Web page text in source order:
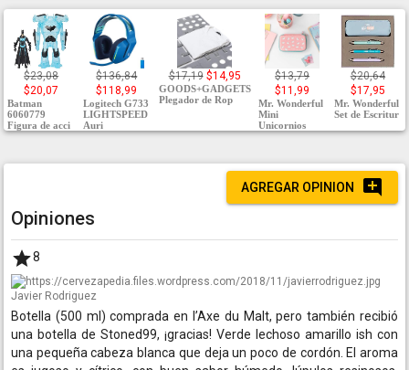
$23,08
$20,07
Batman
6060779
Figura de acci
$136,84
$118,99
Logitech G733
LIGHTSPEED
Auri
$17,19 $14,95
GOODS+GADGETS
Plegador de Rop
$13,79
$11,99
Mr. Wonderful
Mini
Unicornios
$20,64
$17,95
Mr. Wonderful
Set de Escritur
AGREGAR OPINION
Opiniones
8
Javier Rodriguez
Botella (500 ml) comprada en l’Axe du Malt, pero también recibió
una botella de Stoned99, ¡gracias! Verde lechoso amarillo ish con
una pequeña cabeza blanca que deja un poco de cordón. El aroma